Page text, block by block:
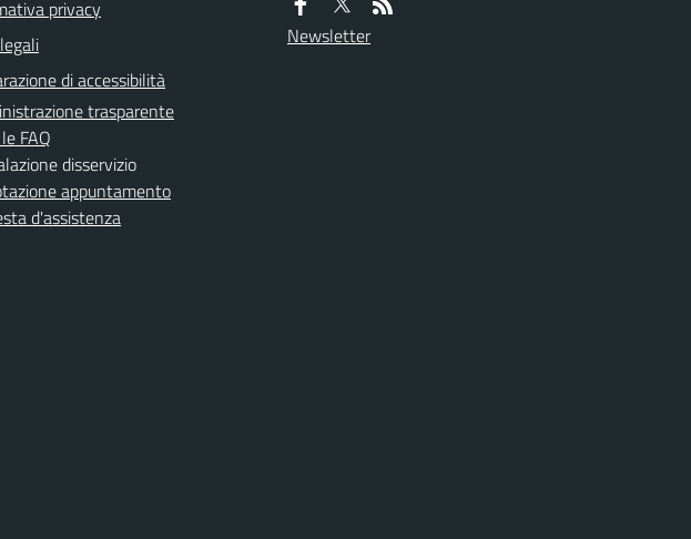
privacy
di accessibilità
trasparente
FAQ
disservizio
appuntamento
d'assistenza
Newsletter